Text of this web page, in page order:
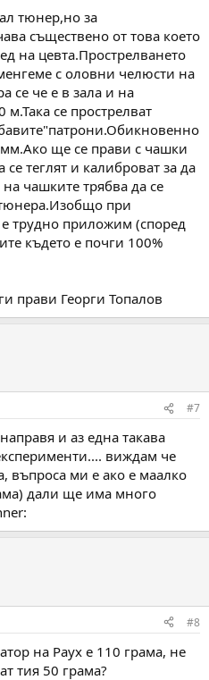
тюнер,но за
съществено от това което
на цевта.Прострелването
с оловни челюсти на
се че е в зала и на
се прострелват
мм.Ако ще се прави с чашки
се теглят и калиброват за да
чашките трябва да се
при
трудно приложим (според
където е почги 100%
прави Георги Топалов
#7
и аз една такава
виждам че
въпроса ми е ако е маалко
дали ще има много
#8
на Раух е 110 грама, не
тия 50 грама?